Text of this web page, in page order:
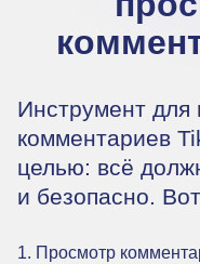
Инструмент для
комментариев
целью: всё
и безопасно.
1. Просмотр